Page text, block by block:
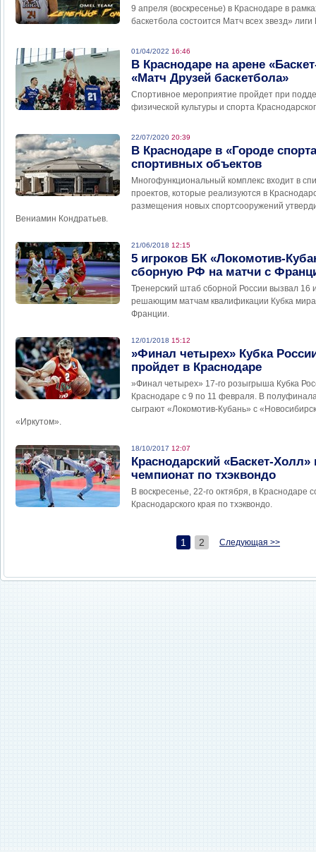
9 апреля (воскресенье) в Краснодаре в
баскетбола состоится Матч всех звезд»
01/04/2022 16:46
В Краснодаре на арене
«Матч Друзей баскетбола»
Спортивное мероприятие пройдет при
физической культуры и спорта
22/07/2020 20:39
В Краснодаре в «Городе
спортивных объектов
Многофункциональный комплекс входит в
проектов, которые реализуются в
размещения новых спортсооружений
Вениамин Кондратьев.
21/06/2018 12:15
5 игроков БК «Локомотив-
сборную РФ на матчи с
Тренерский штаб сборной России вызвал 16
решающим матчам квалификации Кубка
Франции.
12/01/2018 15:12
»Финал четырех» Кубка
пройдет в Краснодаре
»Финал четырех» 17-го розыгрыша Кубка
Краснодаре с 9 по 11 февраля. В
сыграют «Локомотив-Кубань» с
«Иркутом».
18/10/2017 12:07
Краснодарский «Баскет-Холл»
чемпионат по тхэквондо
В воскресенье, 22-го октября, в Краснодаре
Краснодарского края по тхэквондо.
1 2 Следующая >>